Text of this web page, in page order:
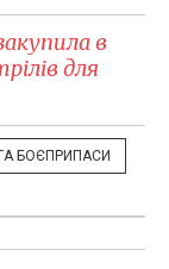
в
для
БОЄПРИПАСИ